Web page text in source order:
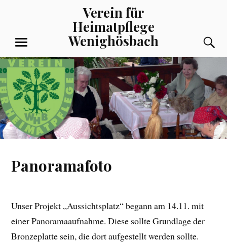
Verein für
Heimatpflege
Wenighösbach
MENÜ
Panoramafoto
Unser Projekt „Aussichtsplatz“ begann am 14.11. mit
einer Panoramaaufnahme. Diese sollte Grundlage der
Bronzeplatte sein, die dort aufgestellt werden sollte.